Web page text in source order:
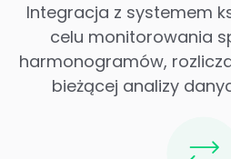
Integracja z systemem
celu monitorowania
harmonogramów,
bieżącej analizy